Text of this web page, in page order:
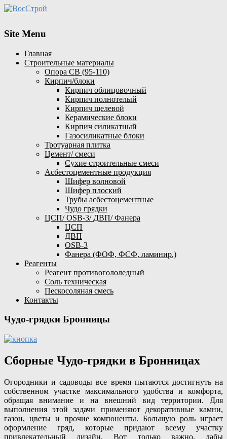
Site Menu
Главная
Строительные материалы
Опора СВ (95-110)
Кирпич/блоки
Кирпич облицовочный
Кирпич полнотелый
Кирпич щелевой
Керамические блоки
Кирпич силикатный
Газосиликатные блоки
Тротуарная плитка
Цемент/ смеси
Сухие строительные смеси
Асбестоцементные продукция
Шифер волновой
Шифер плоский
Трубы асбестоцементные
Чудо грядки
ЦСП/ OSB-3/ ДВП/ Фанера
ЦСП
ДВП
OSB-3
Фанера (ФОФ, ФСФ, ламинир.)
Реагенты
Реагент противогололедный
Соль техническая
Пескосоляная смесь
Контакты
Чудо-грядки Бронницы
Сборные Чудо-грядки в Бронницах
Огородники и садоводы все время пытаются достигнуть на
собственном участке максимального удобства и комфорта,
обращая внимание и на внешний вид территории. Для
выполнения этой задачи применяют декоративные камни,
газон, цветы и прочие компоненты. Большую роль играет
оформление гряд, которые придают всему участку
привлекательный дизайн. Вот только важно, дабы